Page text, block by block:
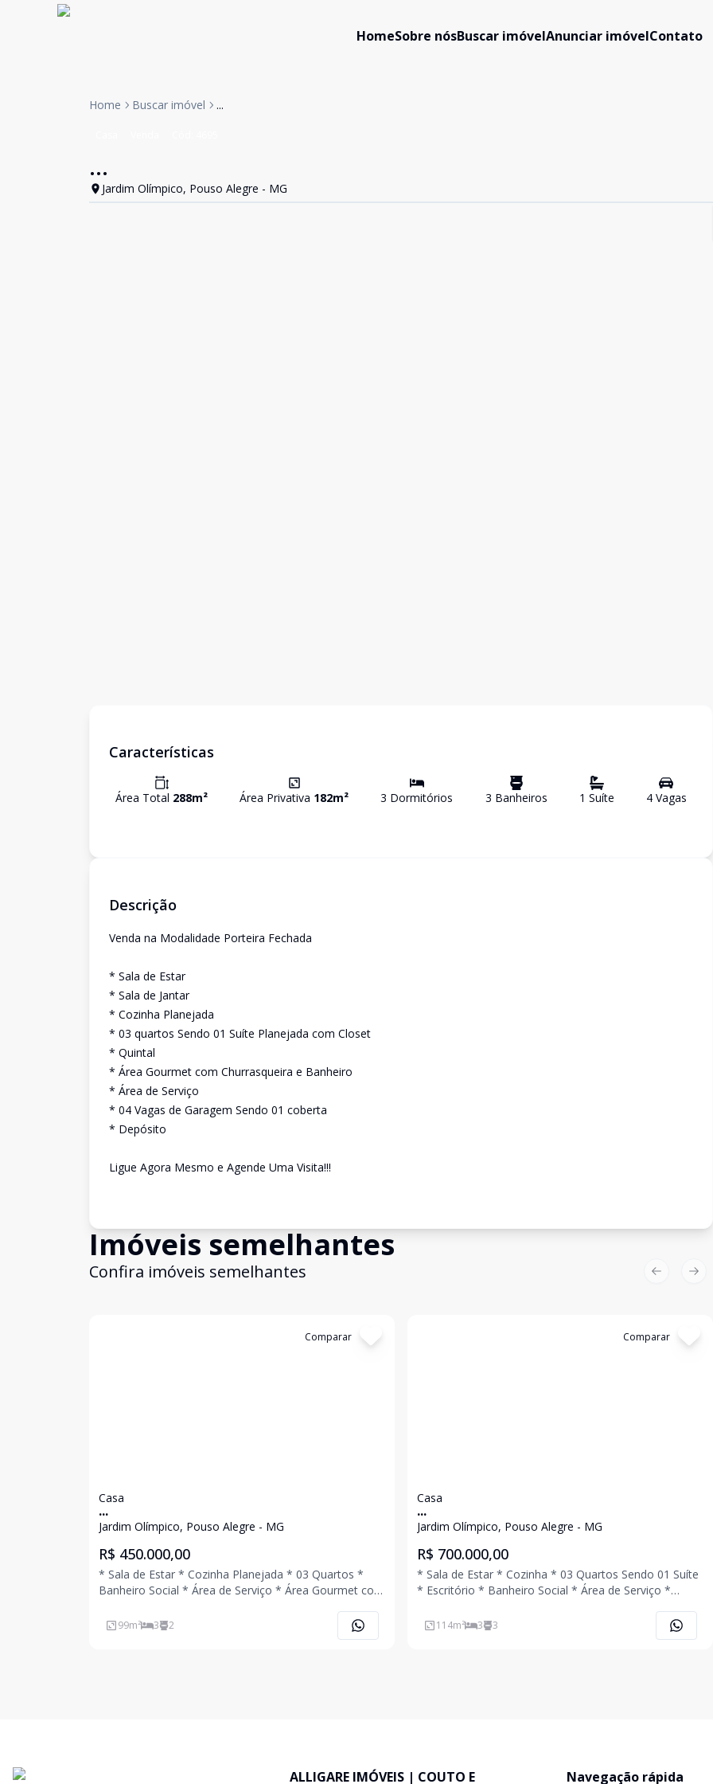
HomeSobre nósBuscar imóvelAnunciar imóvelContato
Home Buscar imóvel ...
...
Jardim Olímpico, Pouso Alegre - MG
Características
Área Total 288m² Área Privativa 182m² 3 Dormitórios 3 Banheiros 1 Suíte 4Vagas
Descrição
Venda na Modalidade Porteira Fechada
* Sala de Estar
* Sala de Jantar
* Cozinha Planejada
* 03 quartos Sendo 01 Suíte Planejada com Closet
* Quintal
* Área Gourmet com Churrasqueira e Banheiro
* Área de Serviço
* 04 Vagas de Garagem Sendo 01 coberta
* Depósito
Ligue Agora Mesmo e Agende Uma Visita!!!
Imóveis semelhantes
Confira imóveis semelhantes
Comparar
Casa
...
Jardim Olímpico, Pouso Alegre - MG
R$ 450.000,00
* Sala de Estar * Cozinha Planejada * 03 Quartos *
Banheiro Social * Área de Serviço * Área Gourmet com
Ligue Agora Mesmo e Agende Uma Visita!!!
99m² 3 2
Comparar
Casa
...
Jardim Olímpico, Pouso Alegre - MG
R$ 700.000,00
* Sala de Estar * Cozinha * 03 Quartos Sendo 01 Suíte
* Escritório * Banheiro Social * Área de Serviço *
Depósito * 04 Vaga de Garagem Sendo 01 Coberta
114m² 3 3
Previous
ALLIGARE IMÓVEIS | COUTO E Navegação rápida